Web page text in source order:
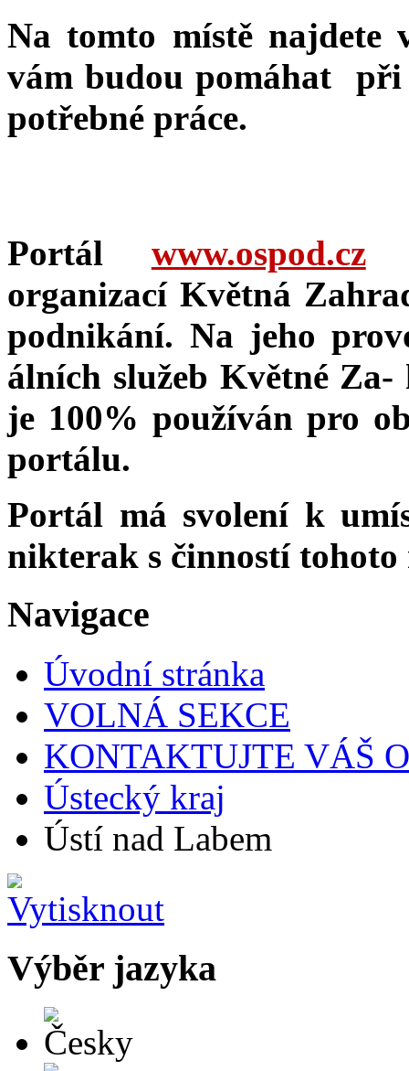
Na tomto místě najdete
vám budou pomáhat
potřebné práce.
Portál www.ospod.czje
organizací Květná
podnikání. Na jeho
álních služeb Květné
je 100% používán pro
portálu.
Portál má svolení k
nikterak s činností
Navigace
Úvodní stránka
VOLNÁ SEKCE
KONTAKTUJTE VÁŠ
Ústecký kraj
Ústí nad Labem
Výběr jazyka